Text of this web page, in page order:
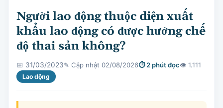
Người lao động thuộc diện xuất
khẩu lao động có được hưởng chế
độ thai sản không?
📅 31/03/2023✎ Cập nhật 02/08/2026⏱ 2 phút đọc👁 1.111
Lao động